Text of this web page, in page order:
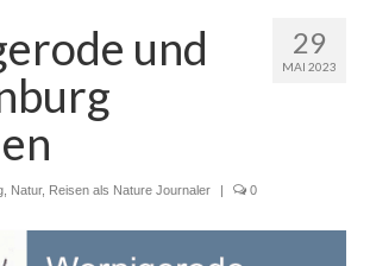
Sketchers
29
MAI 2023
und
Natur, Reisen als Nature Journaler | 0